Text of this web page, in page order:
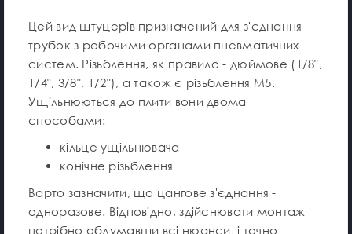
Цей вид штуцерів призначений для з'єднання
трубок з робочими органами пневматичних
систем. Різьблення, як правило - дюймове (1/8",
1/4", 3/8", 1/2"), а також є різьблення М5.
Ущільнюються до плити вони двома
способами:
кільце ущільнювача
конічне різьблення
Варто зазначити, що цангове з'єднання -
одноразове. Відповідно, здійснювати монтаж
потрібно обдумавши всі нюанси, і точно